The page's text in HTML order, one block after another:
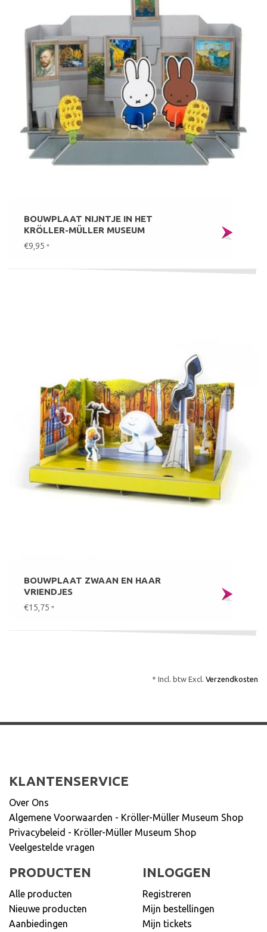
BOUWPLAAT NIJNTJE IN HET
KRÖLLER-MÜLLER MUSEUM
€9,95 *
BOUWPLAAT ZWAAN EN HAAR
VRIENDJES
€15,75 *
* Incl. btw Excl. Verzendkosten
KLANTENSERVICE
Over Ons
Algemene Voorwaarden - Kröller-Müller Museum Shop
Privacybeleid - Kröller-Müller Museum Shop
Veelgestelde vragen
PRODUCTEN
Alle producten
Nieuwe producten
Aanbiedingen
INLOGGEN
Registreren
Mijn bestellingen
Mijn tickets